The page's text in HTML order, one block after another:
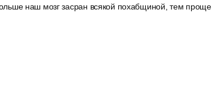
наш мозг засран всякой похабщиной, тем проще